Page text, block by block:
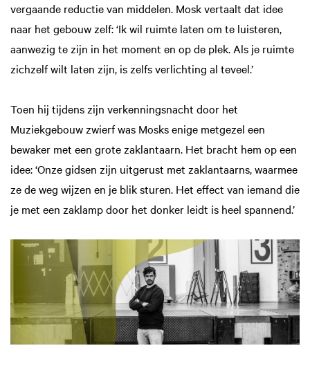
vergaande reductie van middelen. Mosk vertaalt dat idee
naar het gebouw zelf: ‘Ik wil ruimte laten om te luisteren,
aanwezig te zijn in het moment en op de plek. Als je ruimte
zichzelf wilt laten zijn, is zelfs verlichting al teveel.’
Toen hij tijdens zijn verkenningsnacht door het
Muziekgebouw zwierf was Mosks enige metgezel een
bewaker met een grote zaklantaarn. Het bracht hem op een
idee: ‘Onze gidsen zijn uitgerust met zaklantaarns, waarmee
ze de weg wijzen en je blik sturen. Het effect van iemand die
je met een zaklamp door het donker leidt is heel spannend.’